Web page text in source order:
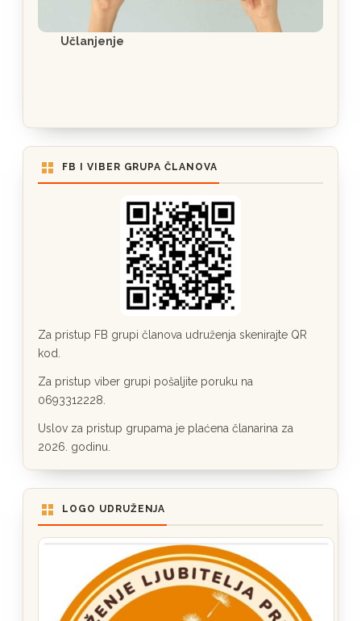
Učlanjenje
FB I VIBER GRUPA ČLANOVA
Za pristup FB grupi članova udruženja skenirajte QR
kod.
Za pristup viber grupi pošaljite poruku na
0693312228.
Uslov za pristup grupama je plaćena članarina za
2026. godinu.
LOGO UDRUŽENJA